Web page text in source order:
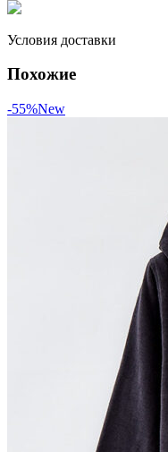
Условия доставки
Похожие
-55%New